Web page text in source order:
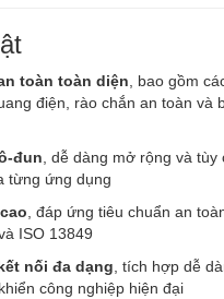
toàn toàn diện , bao gồm
điện, rào chắn an toàn và
đun , dễ dàng mở rộng và tùy
từng ứng dụng
, đáp ứng tiêu chuẩn an
ISO 13849
nối đa dạng , tích hợp dễ
công nghiệp hiện đại